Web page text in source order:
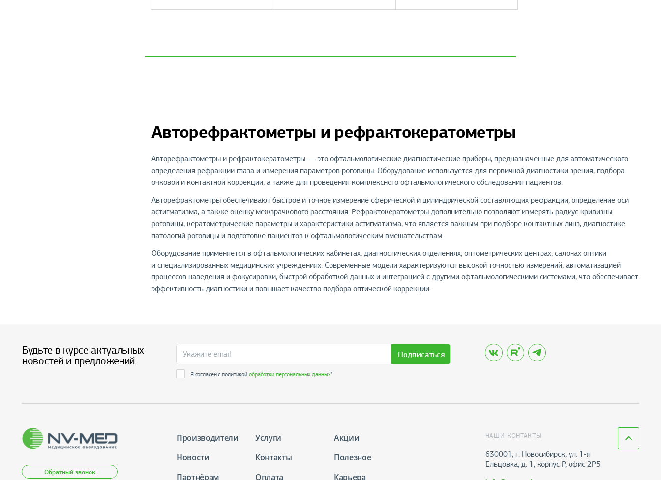
Авторефрактометры и рефрактокератометры
Авторефрактометры и рефрактокератометры — это офтальмологические диагностические приборы, предназначенные для автоматического
определения рефракции глаза и измерения параметров роговицы. Оборудование используется для первичной диагностики зрения, подбора
очковой и контактной коррекции, а также для проведения комплексного офтальмологического обследования пациентов.
Авторефрактометры обеспечивают быстрое и точное измерение сферической и цилиндрической составляющих рефракции, определение оси
астигматизма, а также оценку межзрачкового расстояния. Рефрактокератометры дополнительно позволяют измерять радиус кривизны
роговицы, кератометрические параметры и характеристики астигматизма, что является важным при подборе контактных линз, диагностике
патологий роговицы и подготовке пациентов к офтальмологическим вмешательствам.
Оборудование применяется в офтальмологических кабинетах, диагностических отделениях, оптометрических центрах, салонах оптики
и специализированных медицинских учреждениях. Современные модели характеризуются высокой точностью измерений, автоматизацией
процессов наведения и фокусировки, быстрой обработкой данных и интеграцией с другими офтальмологическими системами, что обеспечивает
эффективность диагностики и повышает качество подбора оптической коррекции.
Будьте в курсе актуальных
новостей и предложений
Подписаться
Я согласен с политикойобработки персональных данных*
Обратный звонок
Производители Услуги
Акции
Новости
Контакты
Полезное
Партнёрам
Оплата Карьера
НАШИ КОНТАКТЫ
630001, г. Новосибирск, ул. 1-я
Ельцовка, д. 1, корпус Р, офис 2Р5